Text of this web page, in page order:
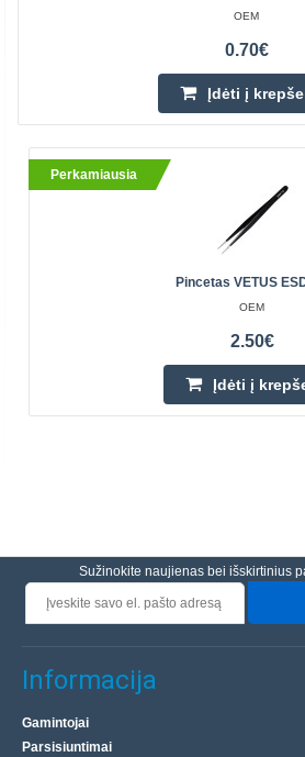
OEM
0.70€
Įdėti į
Perkamiausia
Pincetas VETUS
OEM
2.50€
Įdėti į
Sužinokite naujienas bei išskirtinius
Informacija
Gamintojai
Parsisiuntimai